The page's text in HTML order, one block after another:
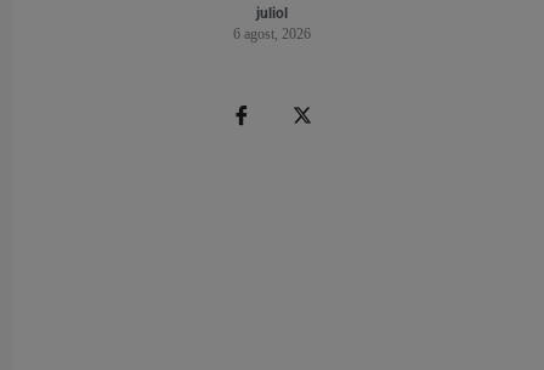
juliol
6 agost, 2026